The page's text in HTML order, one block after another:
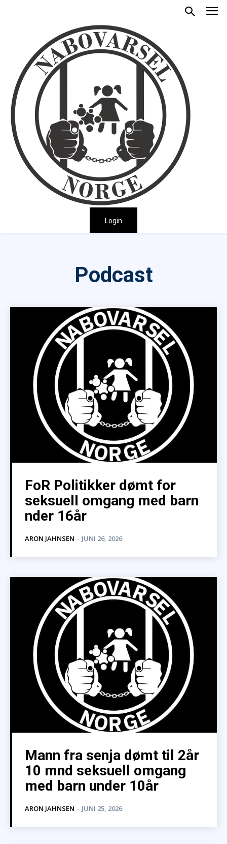
Login
Podcast
FoR Politikker dømt for
seksuell omgang med barn
nder 16år
ARON JAHNSEN - JUNI 26, 2026
Mann fra senja dømt til 2år
10 mnd seksuell omgang
med barn under 10år
ARON JAHNSEN - JUNI 25, 2026